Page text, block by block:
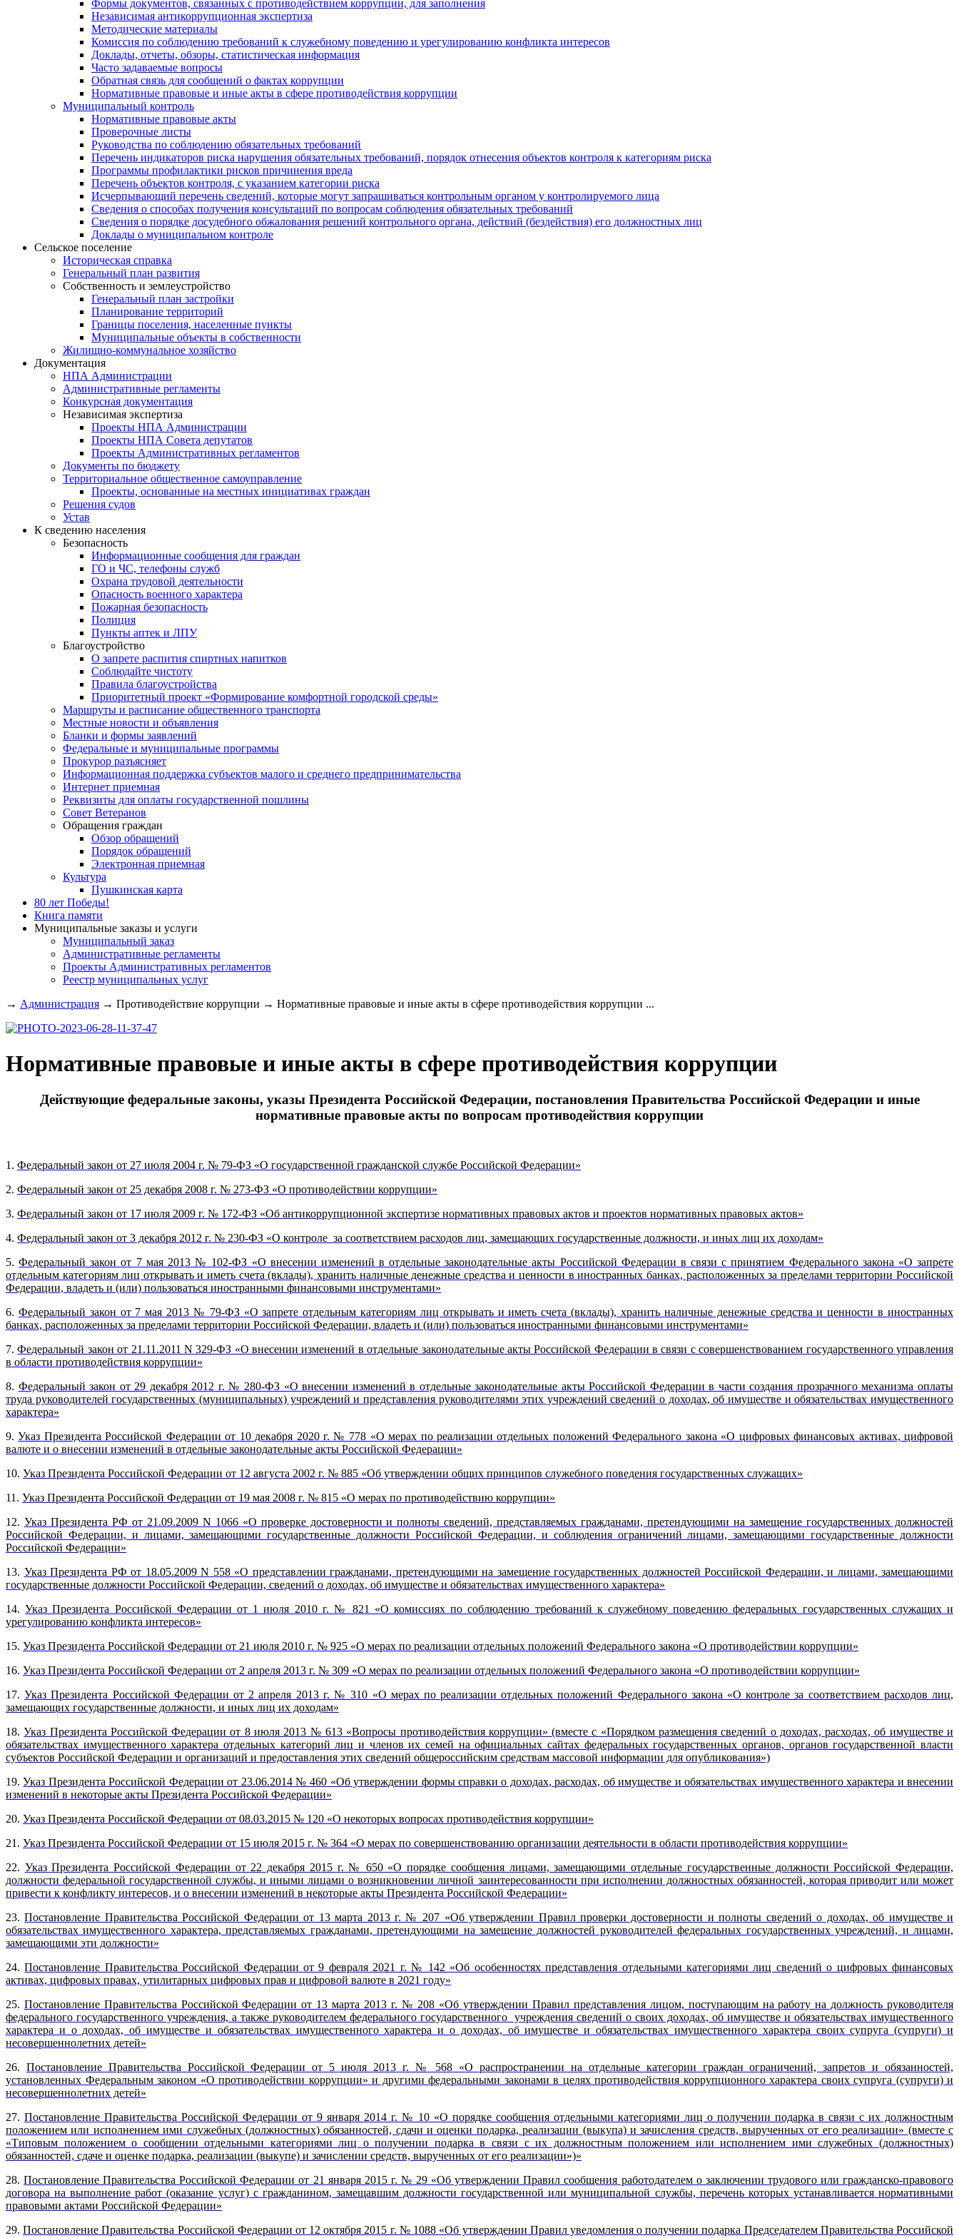
Формы документов, связанных с противодействием коррупции, для заполнения
Независимая антикоррупционная экспертиза
Методические материалы
Комиссия по соблюдению требований к служебному поведению и урегулированию конфликта интересов
Доклады, отчеты, обзоры, статистическая информация
Часто задаваемые вопросы
Обратная связь для сообщений о фактах коррупции
Нормативные правовые и иные акты в сфере противодействия коррупции
Муниципальный контроль
Нормативные правовые акты
Проверочные листы
Руководства по соблюдению обязательных требований
Перечень индикаторов риска нарушения обязательных требований, порядок отнесения объектов контроля к категориям риска
Программы профилактики рисков причинения вреда
Перечень объектов контроля, с указанием категории риска
Исчерпывающий перечень сведений, которые могут запрашиваться контрольным органом у контролируемого лица
Сведения о способах получения консультаций по вопросам соблюдения обязательных требований
Сведения о порядке досудебного обжалования решений контрольного органа, действий (бездействия) его должностных лиц
Доклады о муниципальном контроле
Сельское поселение
Историческая справка
Генеральный план развития
Собственность и землеустройство
Генеральный план застройки
Планирование территорий
Границы поселения, населенные пункты
Муниципальные объекты в собственности
Жилищно-коммунальное хозяйство
Документация
НПА Администрации
Административные регламенты
Конкурсная документация
Независимая экспертиза
Проекты НПА Администрации
Проекты НПА Совета депутатов
Проекты Административных регламентов
Документы по бюджету
Территориальное общественное самоуправление
Проекты, основанные на местных инициативах граждан
Решения судов
Устав
К сведению населения
Безопасность
Информационные сообщения для граждан
ГО и ЧС, телефоны служб
Охрана трудовой деятельности
Опасность военного характера
Пожарная безопасность
Полиция
Пункты аптек и ЛПУ
Благоустройство
О запрете распития спиртных напитков
Соблюдайте чистоту
Правила благоустройства
Приоритетный проект «Формирование комфортной городской среды»
Маршруты и расписание общественного транспорта
Местные новости и объявления
Бланки и формы заявлений
Федеральные и муниципальные программы
Прокурор разъясняет
Информационная поддержка субъектов малого и среднего предпринимательства
Интернет приемная
Реквизиты для оплаты государственной пошлины
Совет Ветеранов
Обращения граждан
Обзор обращений
Порядок обращений
Электронная приемная
Культура
Пушкинская карта
80 лет Победы!
Книга памяти
Муниципальные заказы и услуги
Муниципальный заказ
Административные регламенты
Проекты Административных регламентов
Реестр муниципальных услуг
→ Администрация → Противодействие коррупции → Нормативные правовые и иные акты в сфере противодействия коррупции ...
Нормативные правовые и иные акты в сфере противодействия коррупции
Действующие федеральные законы, указы Президента Российской Федерации, постановления Правительства Российской Федерации и иные
нормативные правовые акты по вопросам противодействия коррупции
1. Федеральный закон от 27 июля 2004 г. № 79-ФЗ «О государственной гражданской службе Российской Федерации»
2. Федеральный закон от 25 декабря 2008 г. № 273-ФЗ «О противодействии коррупции»
3. Федеральный закон от 17 июля 2009 г. № 172-ФЗ «Об антикоррупционной экспертизе нормативных правовых актов и проектов нормативных правовых актов»
4. Федеральный закон от 3 декабря 2012 г. № 230-ФЗ «О контроле за соответствием расходов лиц, замещающих государственные должности, и иных лиц их доходам»
5.Федеральный закон от 7 мая 2013 № 102-ФЗ «О внесении изменений в отдельные законодательные акты Российской Федерации в связи с принятием Федерального закона «О запрете
отдельным категориям лиц открывать и иметь счета (вклады), хранить наличные денежные средства и ценности в иностранных банках, расположенных за пределами территории Российской
Федерации, владеть и (или) пользоваться иностранными финансовыми инструментами»
6. Федеральный закон от 7 мая 2013 № 79-ФЗ «О запрете отдельным категориям лиц открывать и иметь счета (вклады), хранить наличные денежные средства и ценности в иностранных
банках, расположенных за пределами территории Российской Федерации, владеть и (или) пользоваться иностранными финансовыми инструментами»
7.Федеральный закон от 21.11.2011 N 329-ФЗ «О внесении изменений в отдельные законодательные акты Российской Федерации в связи с совершенствованием государственного управления
в области противодействия коррупции»
8. Федеральный закон от 29 декабря 2012 г. № 280-ФЗ «О внесении изменений в отдельные законодательные акты Российской Федерации в части создания прозрачного механизма оплаты
труда руководителей государственных (муниципальных) учреждений и представления руководителями этих учреждений сведений о доходах, об имуществе и обязательствах имущественного
характера»
9.Указ Президента Российской Федерации от 10 декабря 2020 г. № 778 «О мерах по реализации отдельных положений Федерального закона «О цифровых финансовых активах, цифровой
валюте и о внесении изменений в отдельные законодательные акты Российской Федерации»
10. Указ Президента Российской Федерации от 12 августа 2002 г. № 885 «Об утверждении общих принципов служебного поведения государственных служащих»
11. Указ Президента Российской Федерации от 19 мая 2008 г. № 815 «О мерах по противодействию коррупции»
12. Указ Президента РФ от 21.09.2009 N 1066 «О проверке достоверности и полноты сведений, представляемых гражданами, претендующими на замещение государственных должностей
Российской Федерации, и лицами, замещающими государственные должности Российской Федерации, и соблюдения ограничений лицами, замещающими государственные должности
Российской Федерации»
13. Указ Президента РФ от 18.05.2009 N 558 «О представлении гражданами, претендующими на замещение государственных должностей Российской Федерации, и лицами, замещающими
государственные должности Российской Федерации, сведений о доходах, об имуществе и обязательствах имущественного характера»
14.Указ Президента Российской Федерации от 1 июля 2010 г. № 821 «О комиссиях по соблюдению требований к служебному поведению федеральных государственных служащих и
урегулированию конфликта интересов»
15. Указ Президента Российской Федерации от 21 июля 2010 г. № 925 «О мерах по реализации отдельных положений Федерального закона «О противодействии коррупции»
16. Указ Президента Российской Федерации от 2 апреля 2013 г. № 309 «О мерах по реализации отдельных положений Федерального закона «О противодействии коррупции»
17.Указ Президента Российской Федерации от 2 апреля 2013 г. № 310 «О мерах по реализации отдельных положений Федерального закона «О контроле за соответствием расходов лиц,
замещающих государственные должности, и иных лиц их доходам»
18.Указ Президента Российской Федерации от 8 июля 2013 № 613 «Вопросы противодействия коррупции» (вместе с «Порядком размещения сведений о доходах, расходах, об имуществе и
обязательствах имущественного характера отдельных категорий лиц и членов их семей на официальных сайтах федеральных государственных органов, органов государственной власти
субъектов Российской Федерации и организаций и предоставления этих сведений общероссийским средствам массовой информации для опубликования»)
19.Указ Президента Российской Федерации от 23.06.2014 № 460 «Об утверждении формы справки о доходах, расходах, об имуществе и обязательствах имущественного характера и внесении
изменений в некоторые акты Президента Российской Федерации»
20. Указ Президента Российской Федерации от 08.03.2015 № 120 «О некоторых вопросах противодействия коррупции»
21. Указ Президента Российской Федерации от 15 июля 2015 г. № 364 «О мерах по совершенствованию организации деятельности в области противодействия коррупции»
22. Указ Президента Российской Федерации от 22 декабря 2015 г. № 650 «О порядке сообщения лицами, замещающими отдельные государственные должности Российской Федерации,
должности федеральной государственной службы, и иными лицами о возникновении личной заинтересованности при исполнении должностных обязанностей, которая приводит или может
привести к конфликту интересов, и о внесении изменений в некоторые акты Президента Российской Федерации»
23.Постановление Правительства Российской Федерации от 13 марта 2013 г. № 207 «Об утверждении Правил проверки достоверности и полноты сведений о доходах, об имуществе и
обязательствах имущественного характера, представляемых гражданами, претендующими на замещение должностей руководителей федеральных государственных учреждений, и лицами,
замещающими эти должности»
24.Постановление Правительства Российской Федерации от 9 февраля 2021 г. № 142 «Об особенностях представления отдельными категориями лиц сведений о цифровых финансовых
активах, цифровых правах, утилитарных цифровых прав и цифровой валюте в 2021 году»
25. Постановление Правительства Российской Федерации от 13 марта 2013 г. № 208 «Об утверждении Правил представления лицом, поступающим на работу на должность руководителя
федерального государственного учреждения, а также руководителем федерального государственного учреждения сведений о своих доходах, об имуществе и обязательствах имущественного
характера и о доходах, об имуществе и обязательствах имущественного характера и о доходах, об имуществе и обязательствах имущественного характера своих супруга (супруги) и
несовершеннолетних детей»
26. Постановление Правительства Российской Федерации от 5 июля 2013 г. № 568 «О распространении на отдельные категории граждан ограничений, запретов и обязанностей,
установленных Федеральным законом «О противодействии коррупции» и другими федеральными законами в целях противодействия коррупционного характера своих супруга (супруги) и
несовершеннолетних детей»
27. Постановление Правительства Российской Федерации от 9 января 2014 г. № 10 «О порядке сообщения отдельными категориями лиц о получении подарка в связи с их должностным
положением или исполнением ими служебных (должностных) обязанностей, сдачи и оценки подарка, реализации (выкупа) и зачисления средств, вырученных от его реализации» (вместе с
«Типовым положением о сообщении отдельными категориями лиц о получении подарка в связи с их должностным положением или исполнением ими служебных (должностных)
обязанностей, сдаче и оценке подарка, реализации (выкупе) и зачислении средств, вырученных от его реализации»)»
28.Постановление Правительства Российской Федерации от 21 января 2015 г. № 29 «Об утверждении Правил сообщения работодателем о заключении трудового или гражданско-правового
договора на выполнение работ (оказание услуг) с гражданином, замещавшим должности государственной или муниципальной службы, перечень которых устанавливается нормативными
правовыми актами Российской Федерации»
29.Постановление Правительства Российской Федерации от 12 октября 2015 г. № 1088 «Об утверждении Правил уведомления о получении подарка Председателем Правительства Российской